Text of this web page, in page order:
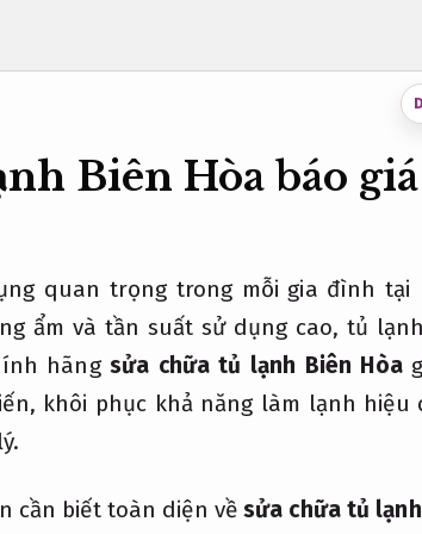
Biên Hòa báo
quan trọng trong mỗi gia đình tại
ẩm và tần suất sử dụng cao, tủ
hãng sửa chữa tủ lạnh Biên Hòa
khôi phục khả năng làm lạnh hiệu
cần biết toàn diện vềsửa chữa tủ